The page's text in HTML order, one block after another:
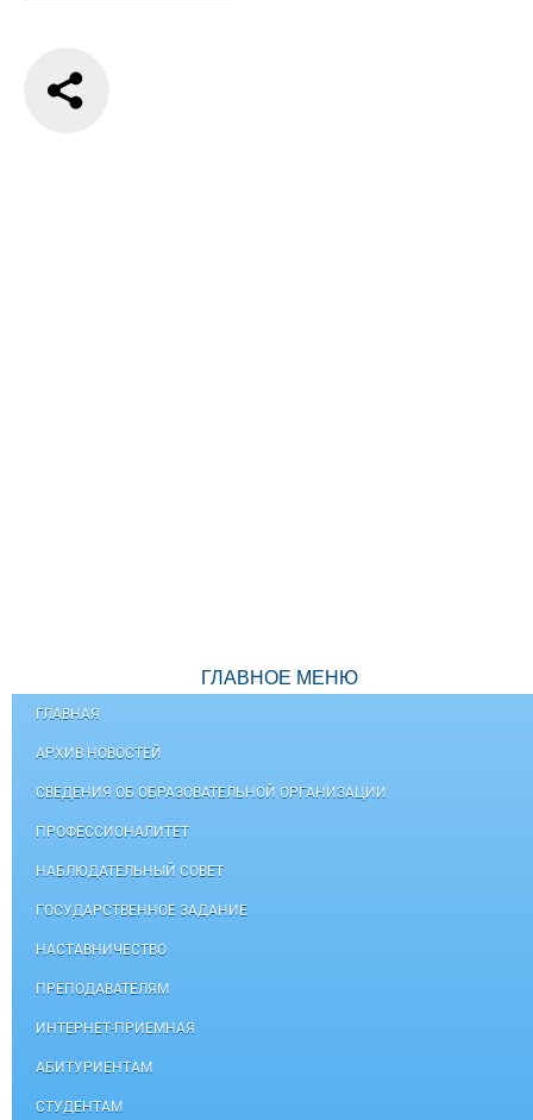
ГЛАВНОЕ МЕНЮ
ГЛАВНАЯ
АРХИВ НОВОСТЕЙ
СВЕДЕНИЯ ОБ ОБРАЗОВАТЕЛЬНОЙ ОРГАНИЗАЦИИ
ПРОФЕССИОНАЛИТЕТ
НАБЛЮДАТЕЛЬНЫЙ СОВЕТ
ГОСУДАРСТВЕННОЕ ЗАДАНИЕ
НАСТАВНИЧЕСТВО
ПРЕПОДАВАТЕЛЯМ
ИНТЕРНЕТ-ПРИЕМНАЯ
АБИТУРИЕНТАМ
СТУДЕНТАМ